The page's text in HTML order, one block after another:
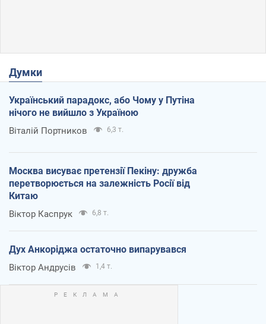
Думки
Український парадокс, або Чому у Путіна
нічого не вийшло з Україною
Віталій Портников 6,3 т.
Москва висуває претензії Пекіну: дружба
перетворюється на залежність Росії від
Китаю
Віктор Каспрук 6,8 т.
Дух Анкоріджа остаточно випарувався
Віктор Андрусів 1,4 т.